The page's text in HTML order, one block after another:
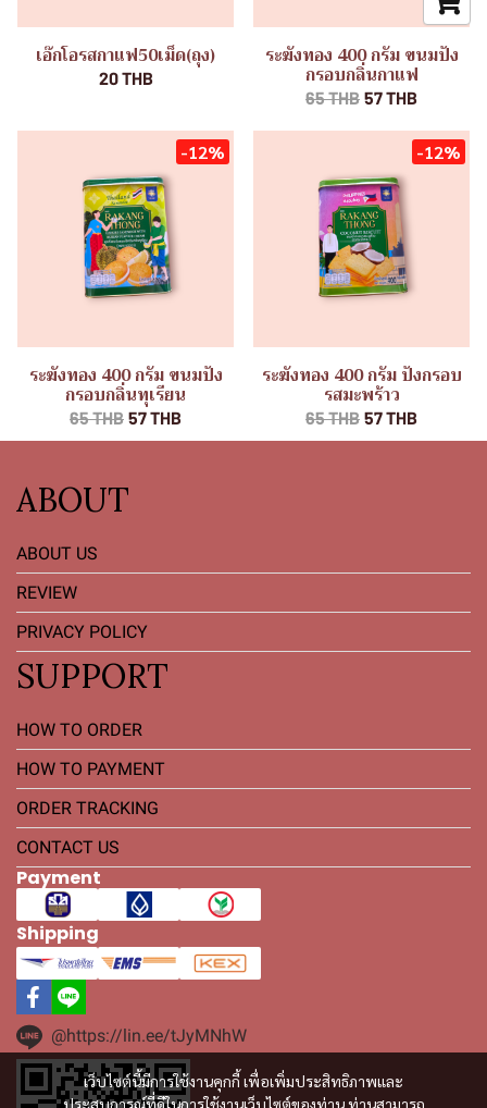
เอ๊กโอรสกาแฟ50เม็ด(ถุง)
20 THB
ระฆังทอง 400 กรัม ขนมปัง
กรอบกลิ่นกาแฟ
65 THB 57 THB
-12%
ระฆังทอง 400 กรัม ขนมปัง
กรอบกลิ่นทุเรียน
65 THB 57 THB
-12%
ระฆังทอง 400 กรัม ปังกรอบ
รสมะพร้าว
65 THB 57 THB
เว็บไซต์นี้มีการใช้งานคุกกี้ เพื่อเพิ่มประสิทธิภาพและ
ประสบการณ์ที่ดีในการใช้งานเว็บไซต์ของท่าน ท่านสามารถ
ABOUT
ABOUT US
REVIEW
PRIVACY POLICY
SUPPORT
HOW TO ORDER
HOW TO PAYMENT
ORDER TRACKING
CONTACT US
Payment
Shipping
@https://lin.ee/tJyMNhW